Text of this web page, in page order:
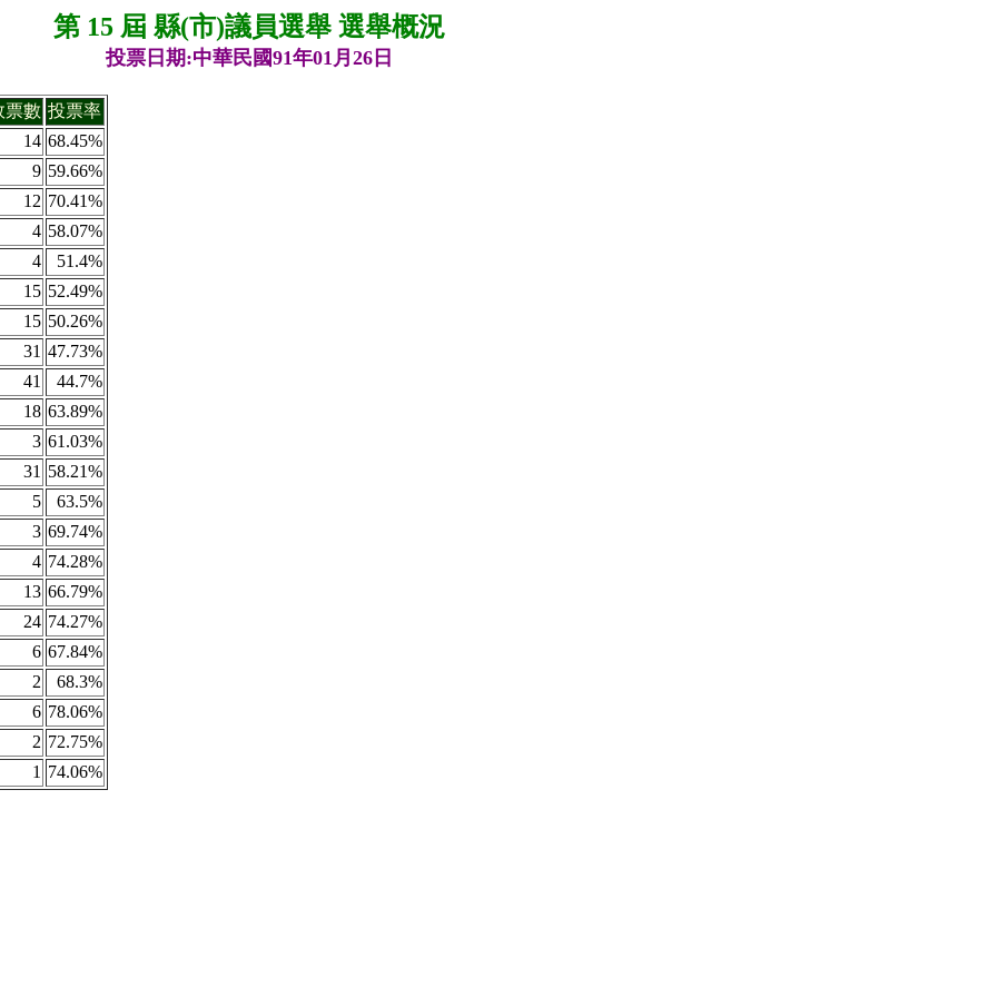
第 15 屆 縣(市)議員選舉 選舉概況
投票日期:中華民國91年01月26日
票數 投票率
14 68.45%
9 59.66%
12 70.41%
4 58.07%
4
51.4%
15 52.49%
15 50.26%
31 47.73%
41
44.7%
18 63.89%
3 61.03%
31 58.21%
5
63.5%
3 69.74%
4 74.28%
13 66.79%
24 74.27%
6 67.84%
2
68.3%
6 78.06%
2 72.75%
1 74.06%